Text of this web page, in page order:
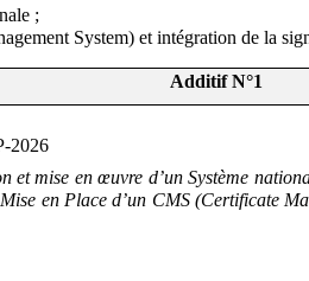
;
System) et intégration de la
Additif N°1
2026
et mise en œuvre d’un Système
en Place d’un CMS (Certificate